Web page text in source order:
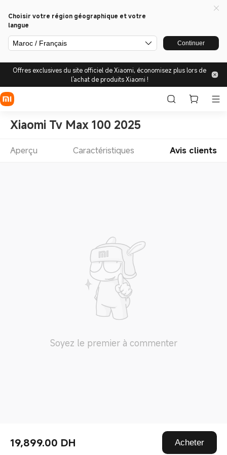
Choisir votre région géographique et votre
langue
Maroc / Français Continuer
Offres exclusives du site officiel de Xiaomi, économisez plus lors de
l'achat de produits Xiaomi !
Xiaomi Tv Max 100 2025
19,899.00‎ DH‎ Acheter
Aperçu Caractéristiques Avis clients
Soyez le premier à commenter